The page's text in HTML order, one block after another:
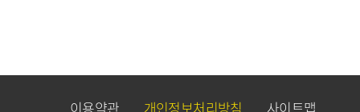
이용약관 개인정보처리방침 사이트맵